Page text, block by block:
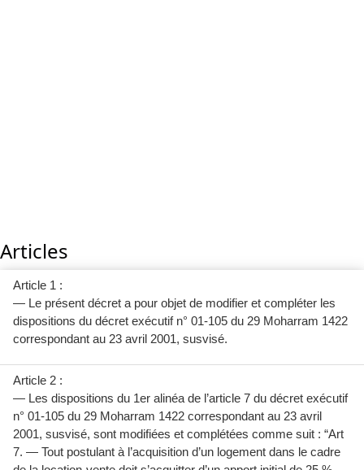
Articles
Article 1 :
— Le présent décret a pour objet de modifier et compléter les
dispositions du décret exécutif n° 01-105 du 29 Moharram 1422
correspondant au 23 avril 2001, susvisé.
Article 2 :
— Les dispositions du 1er alinéa de l’article 7 du décret exécutif
n° 01-105 du 29 Moharram 1422 correspondant au 23 avril
2001, susvisé, sont modifiées et complétées comme suit : “Art
7. — Tout postulant à l’acquisition d’un logement dans le cadre